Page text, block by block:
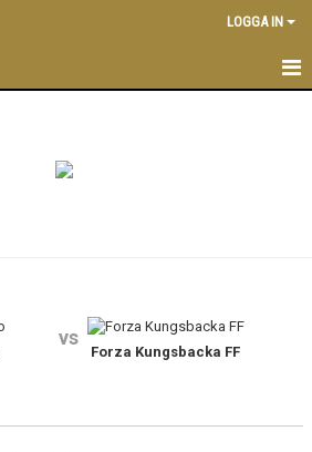
LOGGA IN
vs
Forza Kungsbacka FF